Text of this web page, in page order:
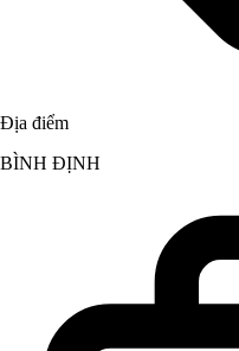
Địa điểm
BÌNH ĐỊNH